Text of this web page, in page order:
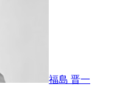
福島 晋一